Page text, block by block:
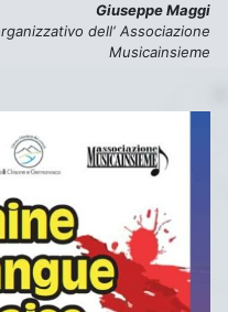
Giuseppe Maggi
dell‘ Associazione
Musicainsieme